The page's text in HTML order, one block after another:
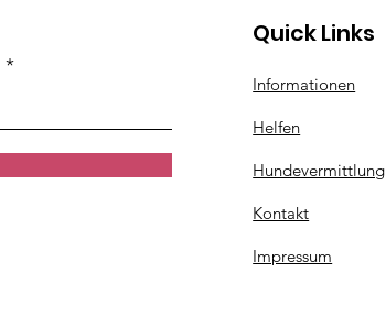
Quick Links
Informationen
Helfen
Hundevermittlung
Kontakt
Impressum